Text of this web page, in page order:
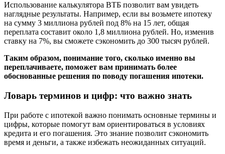
Использование калькулятора ВТБ позволит вам увидеть
наглядные результаты. Например, если вы возьмете ипотеку
на сумму 3 миллиона рублей под 8% на 15 лет, общая
переплата составит около 1,8 миллиона рублей. Но, изменив
ставку на 7%, вы сможете сэкономить до 300 тысяч рублей.
Таким образом, понимание того, сколько именно вы
переплачиваете, поможет вам принимать более
обоснованные решения по поводу погашения ипотеки.
Ловарь терминов и цифр: что важно знать
При работе с ипотекой важно понимать основные термины и
цифры, которые помогут вам ориентироваться в условиях
кредита и его погашения. Это знание позволит сэкономить
время и деньги, а также избежать неожиданных ситуаций.